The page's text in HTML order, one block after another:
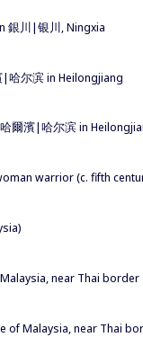
銀川|银川, Ningxia
哈尔滨 in Heilongjiang
爾濱|哈尔滨 in
warrior (c. fifth
near Thai border
of Malaysia, near Thai